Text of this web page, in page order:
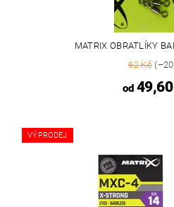
MATRIX OBRATLÍKY
62 Kč
od49,60
VÝPRODEJ